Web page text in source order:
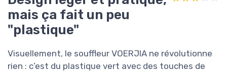
mais ça fait un peu
"plastique"
Visuellement, le souffleur VOERJIA ne révolutionne
rien : c’est du plastique vert avec des touches de